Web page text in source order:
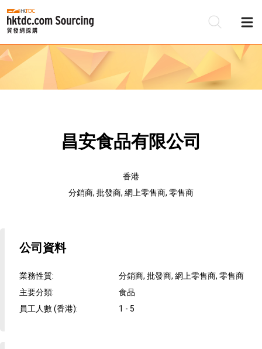
昌安食品有限公司
香港
分銷商, 批發商, 網上零售商, 零售商
公司資料
業務性質:
分銷商, 批發商, 網上零售商, 零售商
主要分類:
食品
員工人數 (香港): 1 - 5